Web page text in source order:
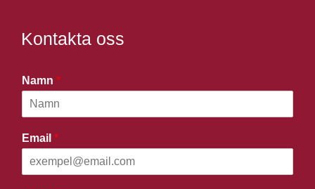
Kontakta oss
Namn *
Email *